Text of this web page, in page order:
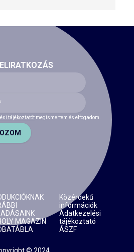
MAGAZIN
Közérdekű
információk
Adatkezelési
tájékoztató
ÁSZF
tájékoztatót megismertem és elfogadom.